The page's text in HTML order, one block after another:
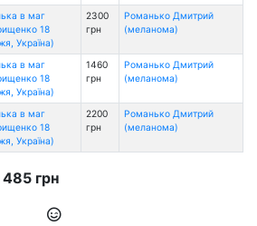
в маг
18
Україна)
2300
грн
Романько Дмитрий
(меланома)
в маг
18
Україна)
1460
грн
Романько Дмитрий
(меланома)
в маг
18
Україна)
2200
грн
Романько Дмитрий
(меланома)
485 грн